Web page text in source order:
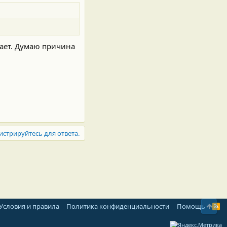
Думаю причина
для ответа.
и правила Политика конфиденциальности Помощь
R